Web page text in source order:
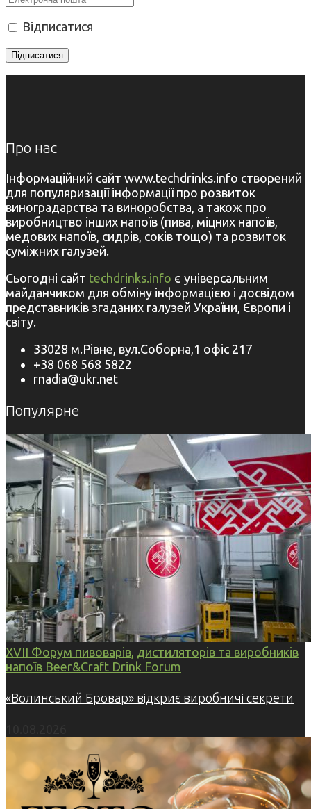
Відписатися
Про нас
Інформаційний сайт www.techdrinks.info створений
для популяризації інформації про розвиток
виноградарства та виноробства, а також про
виробництво інших напоїв (пива, міцних напоїв,
медових напоїв, сидрів, соків тощо) та розвиток
суміжних галузей.
Сьогодні сайт techdrinks.info є універсальним
майданчиком для обміну інформацією і досвідом
представників згаданих галузей України, Європи і
світу.
33028 м.Рівне, вул.Соборна,1 офіс 217
+38 068 568 5822
rnadia@ukr.net
Популярне
XVII Форум пивоварів, дистиляторів та виробників
напоїв Beer&Craft Drink Forum
«Волинський Бровар» відкриє виробничі секрети